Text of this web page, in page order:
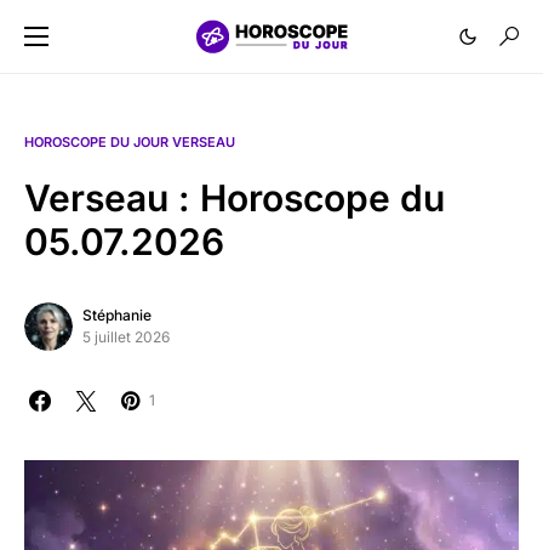
HOROSCOPE DU JOUR VERSEAU
Verseau : Horoscope du
05.07.2026
Stéphanie
5 juillet 2026
1